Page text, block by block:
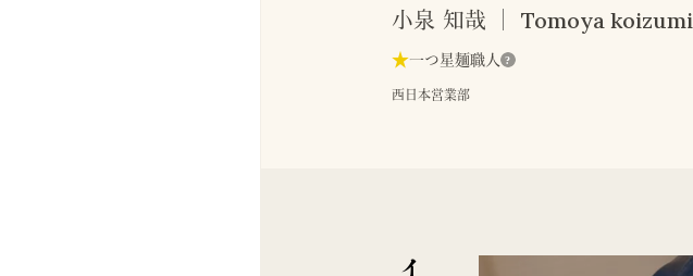
小泉 知哉 Tomoya koizumi
★一つ星麺職人 ?
西日本営業部